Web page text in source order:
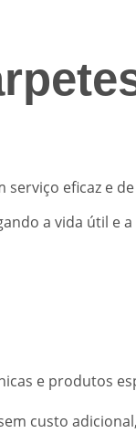
eficaz e
a vida útil e
e produtos
custo